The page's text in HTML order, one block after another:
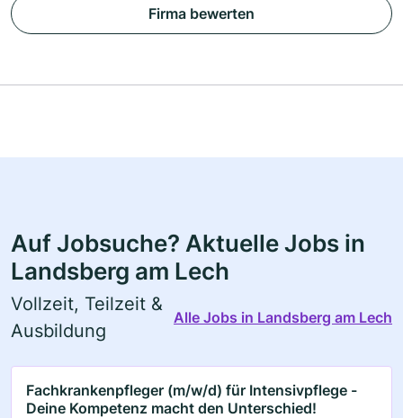
Firma bewerten
Auf Jobsuche? Aktuelle Jobs in
Landsberg am Lech
Vollzeit, Teilzeit &
Ausbildung
Alle Jobs in Landsberg am Lech
Fachkrankenpfleger (m/w/d) für Intensivpflege -
Deine Kompetenz macht den Unterschied!